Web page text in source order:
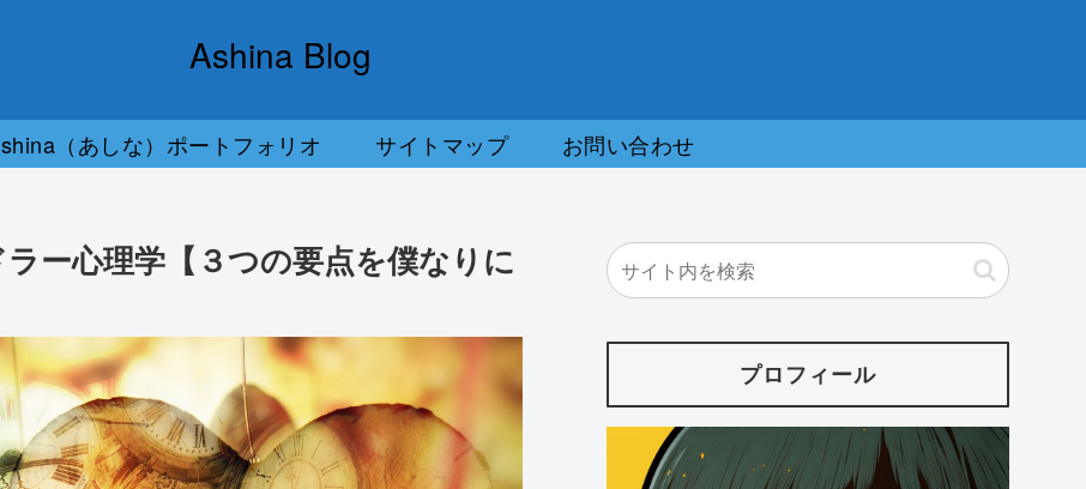
Ashina Blog
（あしな）ポートフォリオ サイトマップ お問い合わせ
ー心理学【３つの要点を僕なりに
プロフィール